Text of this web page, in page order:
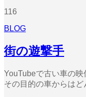
116
BLOG
街の遊撃手
YouTubeで古い車の映
その目的の車からは